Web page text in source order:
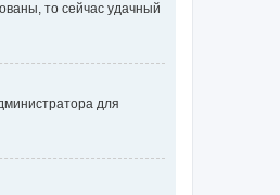
то сейчас удачный
для